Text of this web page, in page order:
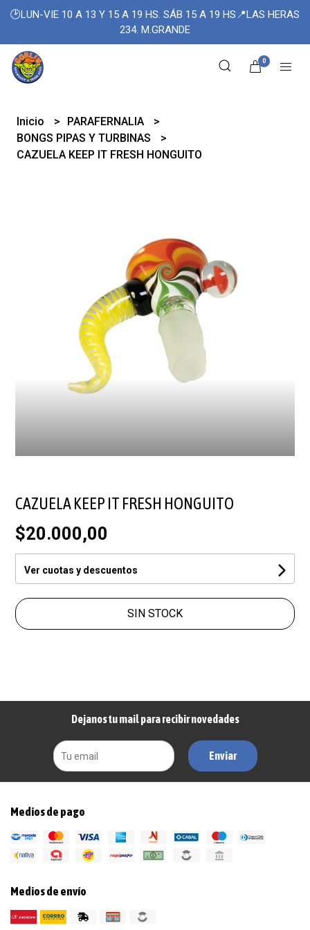
🕑LUN-VIE 10 A 13 Y 15 A 19 HS. SÁB 15 A 19 HS📍LAS HERAS
234. M.GRANDE
0
Inicio
PARAFERNALIA
BONGS PIPAS Y TURBINAS
CAZUELA KEEP IT FRESH HONGUITO
CAZUELA KEEP IT FRESH HONGUITO
$20.000,00
Ver cuotas y descuentos
SIN STOCK
Dejanos tu mail para recibir novedades
Enviar
Medios de pago
Medios de envío